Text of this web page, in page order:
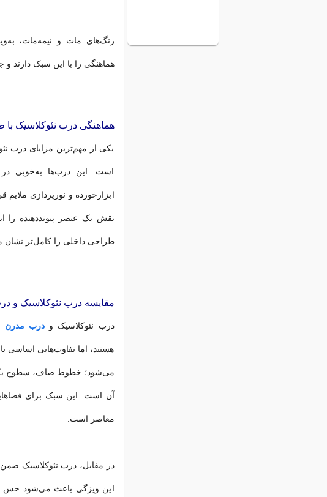
رنگ‌های مات و نیمه‌مات،
هماهنگی را با این سبک دارند
هماهنگی درب نئوکلاسیک با
یکی از مهم‌ترین مزایای درب
است. این درب‌ها به‌خوبی در
ابزارخورده و نورپردازی
نقش یک عنصر پیونددهنده را
طراحی داخلی را کامل‌تر نشان
مقایسه درب نئوکلاسیک و
درب نئوکلاسیک ودرب مدرن
هستند، اما تفاوت‌هایی اساسی
می‌شود؛ خطوط صاف، سطوح
آن است. این سبک برای
معاصر است.
در مقابل، درب نئوکلاسیک
این ویژگی باعث می‌شود حس